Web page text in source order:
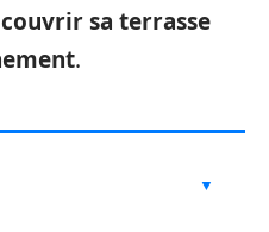
sa terrasse
.